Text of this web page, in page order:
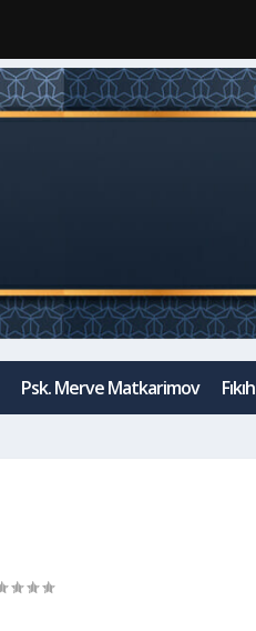
Psk. Merve Matkarimov